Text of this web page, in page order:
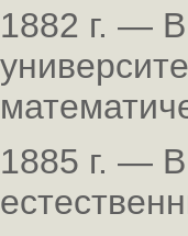
1882 г. —
1885 г. —